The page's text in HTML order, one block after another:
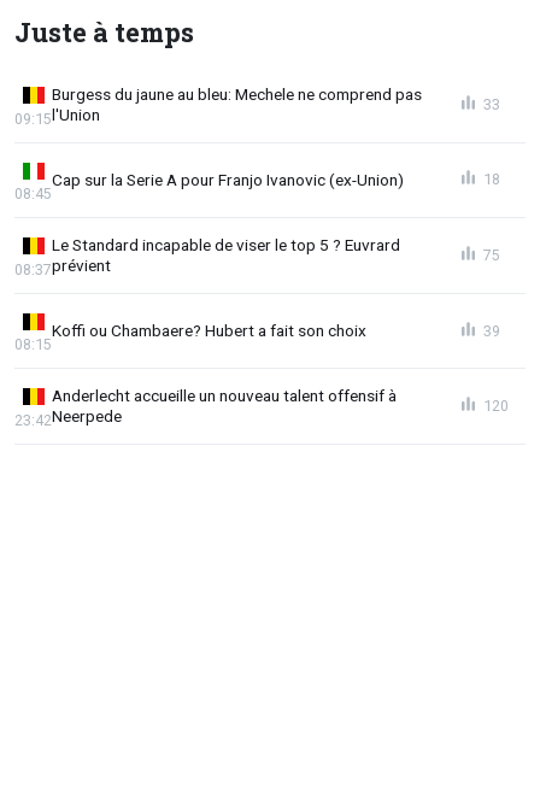
Juste à temps
Burgess du jaune au bleu: Mechele ne comprend pas
l'Union
09:15
33
Cap sur la Serie A pour Franjo Ivanovic (ex-Union)
08:45
18
Le Standard incapable de viser le top 5 ? Euvrard
prévient
08:37
75
Koffi ou Chambaere? Hubert a fait son choix
08:15
39
Anderlecht accueille un nouveau talent offensif à
Neerpede
23:42
120